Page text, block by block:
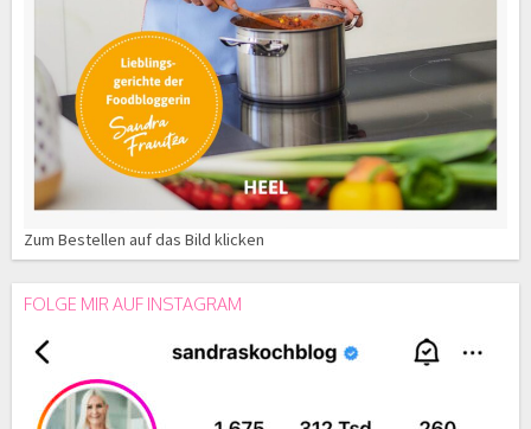
Zum Bestellen auf das Bild klicken
FOLGE MIR AUF INSTAGRAM